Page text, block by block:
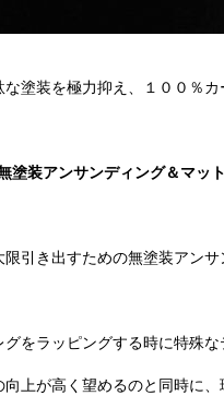
塗装を極力抑え、１００％
塗装アンサンディング＆マット
引き出すための無塗装アン
をラッピングする時に特殊
上が高く望めるのと同時に、